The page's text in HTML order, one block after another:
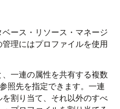
ース・リソース・マネージ
理にはプロファイルを使用
一連の属性を共有する複数
照先を指定できます。一連
割り当て、それ以外のすべ